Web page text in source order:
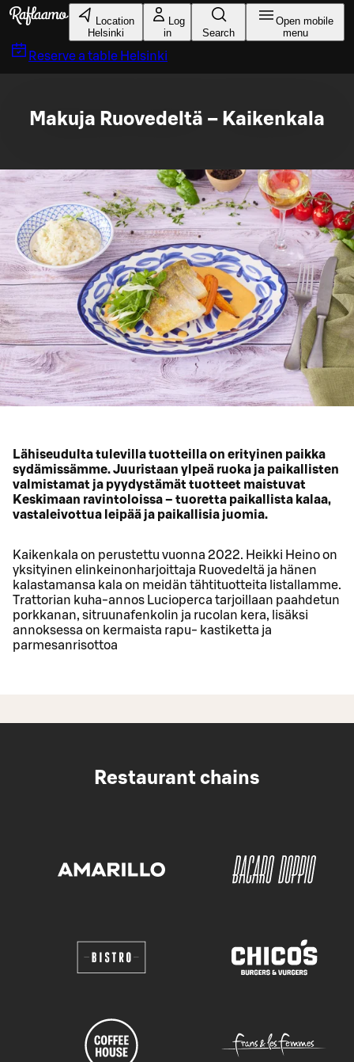
Skip to main content
Location
Helsinki
Log
in
Search
Open mobile
menu
Reserve a table Helsinki
Makuja Ruovedeltä – Kaikenkala
Lähiseudulta tulevilla tuotteilla on erityinen paikka
sydämissämme. Juuristaan ylpeä ruoka ja paikallisten
valmistamat ja pyydystämät tuotteet maistuvat
Keskimaan ravintoloissa – tuoretta paikallista kalaa,
vastaleivottua leipää ja paikallisia juomia.
Kaikenkala on perustettu vuonna 2022. Heikki Heino on
yksityinen elinkeinonharjoittaja Ruovedeltä ja hänen
kalastamansa kala on meidän tähtituotteita listallamme.
Trattorian kuha-annos Lucioperca tarjoillaan paahdetun
porkkanan, sitruunafenkolin ja rucolan kera, lisäksi
annoksessa on kermaista rapu- kastiketta ja
parmesanrisottoa
Restaurant chains